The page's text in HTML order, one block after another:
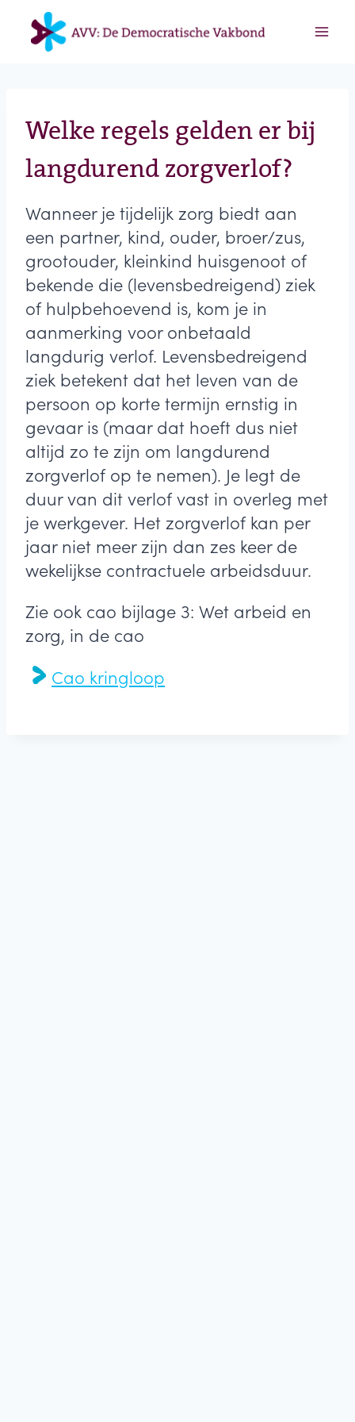
Doorgaan
naar
inhoud
Welke regels gelden er bij
langdurend zorgverlof?
Wanneer je tijdelijk zorg biedt aan
een partner, kind, ouder, broer/zus,
grootouder, kleinkind huisgenoot of
bekende die (levensbedreigend) ziek
of hulpbehoevend is, kom je in
aanmerking voor onbetaald
langdurig verlof. Levensbedreigend
ziek betekent dat het leven van de
persoon op korte termijn ernstig in
gevaar is (maar dat hoeft dus niet
altijd zo te zijn om langdurend
zorgverlof op te nemen). Je legt de
duur van dit verlof vast in overleg met
je werkgever. Het zorgverlof kan per
jaar niet meer zijn dan zes keer de
wekelijkse contractuele arbeidsduur.
Zie ook cao bijlage 3: Wet arbeid en
zorg, in de cao
Cao kringloop